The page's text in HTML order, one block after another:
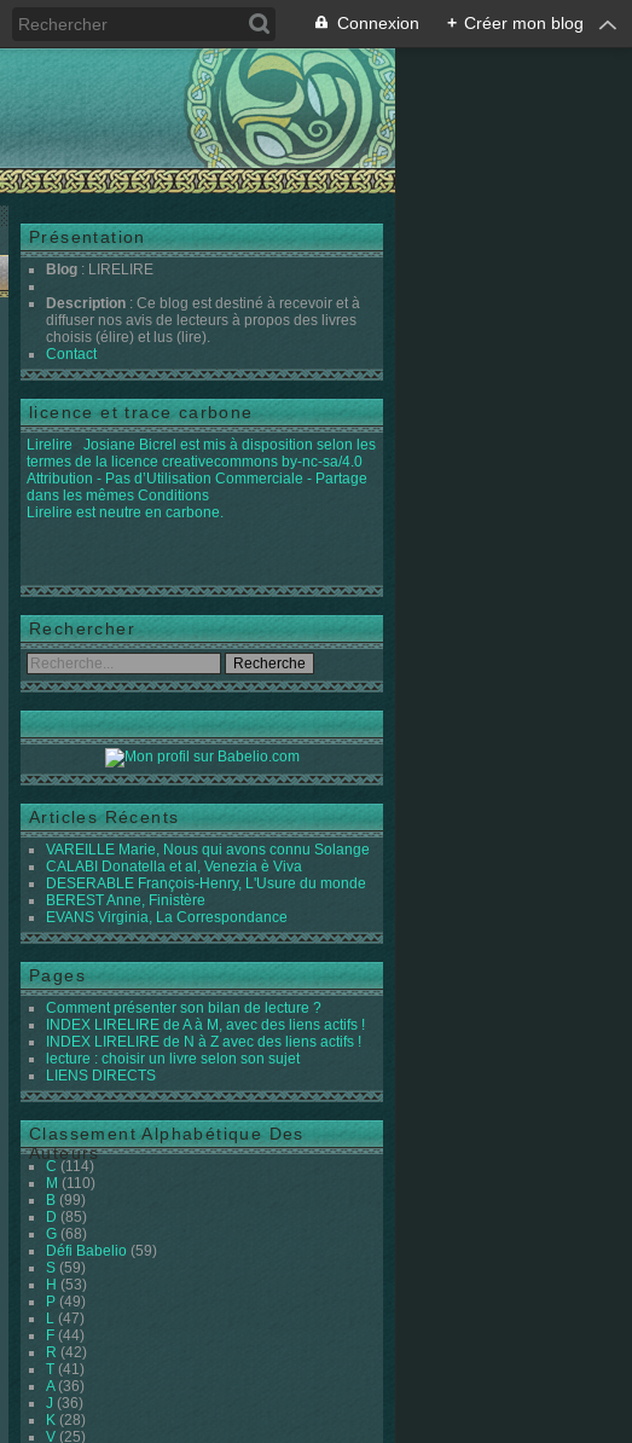
Connexion + Créer mon blog
Présentation
Blog : LIRELIRE
Description : Ce blog est destiné à recevoir et à
diffuser nos avis de lecteurs à propos des livres
choisis (élire) et lus (lire).
Contact
licence et trace carbone
Lirelire Josiane Bicrel est mis à disposition selon les
termes de la licence creativecommons by-nc-sa/4.0
Attribution - Pas d’Utilisation Commerciale - Partage
dans les mêmes Conditions
Lirelire est neutre en carbone.
Rechercher
Articles Récents
VAREILLE Marie, Nous qui avons connu Solange
CALABI Donatella et al, Venezia è Viva
DESERABLE François-Henry, L'Usure du monde
BEREST Anne, Finistère
EVANS Virginia, La Correspondance
Pages
Comment présenter son bilan de lecture ?
INDEX LIRELIRE de A à M, avec des liens actifs !
INDEX LIRELIRE de N à Z avec des liens actifs !
lecture : choisir un livre selon son sujet
LIENS DIRECTS
Classement Alphabétique Des
Auteurs
C (114)
M (110)
B (99)
D (85)
G (68)
Défi Babelio (59)
S (59)
H (53)
P (49)
L (47)
F (44)
R (42)
T (41)
A(36)
J (36)
K (28)
V (25)